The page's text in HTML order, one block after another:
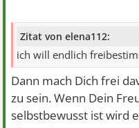
Zitat von elena112:
ich will endlich
Dann mach Dich frei
zu sein. Wenn Dein
selbstbewusst ist wird